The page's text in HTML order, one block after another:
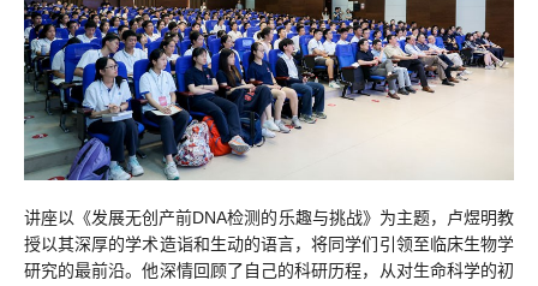
讲座以《发展无创产前DNA检测的乐趣与挑战》为主题，卢煜明教
授以其深厚的学术造诣和生动的语言，将同学们引领至临床生物学
研究的最前沿。他深情回顾了自己的科研历程，从对生命科学的初